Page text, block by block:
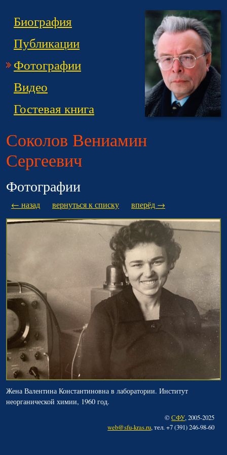
Биография
Публикации
Фотографии
Видео
Гостевая книга
Соколов Вениамин
Сергеевич
Фотографии
← назад вернуться к списку вперёд →
Жена Валентина Константиновна в лаборатории. Институт
неорганической химии, 1960 год.
©СФУ, 2005-2025
web@sfu-kras.ru, тел. +7 (391) 246-98-60